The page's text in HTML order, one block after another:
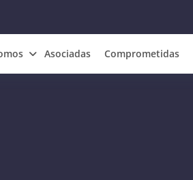
Asociadas Comprometidas